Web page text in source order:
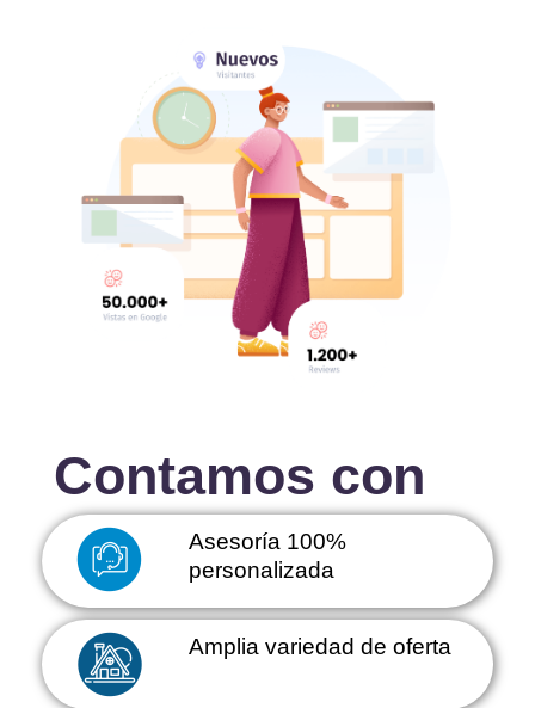
Contamos con
Asesoría 100%
personalizada
Amplia variedad de oferta